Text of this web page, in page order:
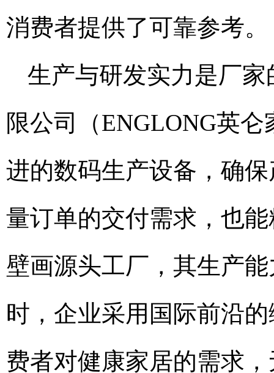
消费者提供了可靠参考。
生产与研发实力是厂
限公司（ENGLONG英
进的数码生产设备，确
量订单的交付需求，也
壁画源头工厂，其生产
时，企业采用国际前沿
费者对健康家居的需求